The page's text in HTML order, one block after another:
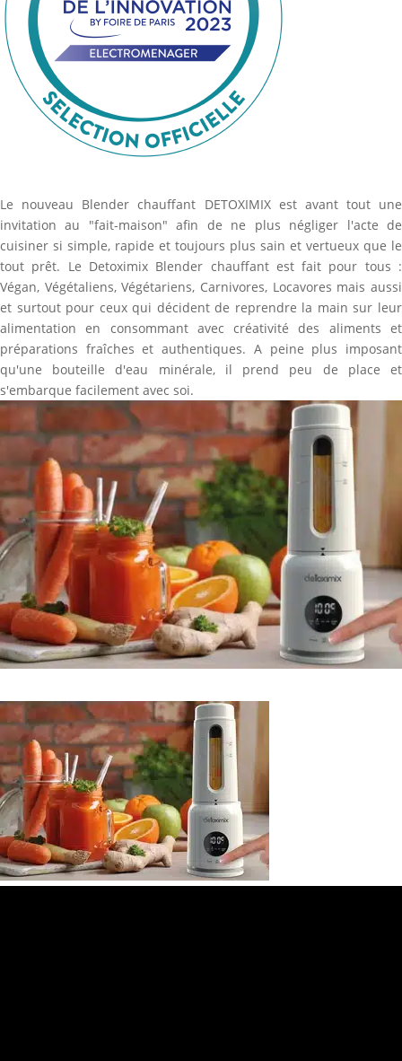
Le nouveau Blender chauffant DETOXIMIX est avant tout une
invitation au "fait-maison" afin de ne plus négliger l'acte de
cuisiner si simple, rapide et toujours plus sain et vertueux que le
tout prêt. Le Detoximix Blender chauffant est fait pour tous :
Végan, Végétaliens, Végétariens, Carnivores, Locavores mais aussi
et surtout pour ceux qui décident de reprendre la main sur leur
alimentation en consommant avec créativité des aliments et
préparations fraîches et authentiques. A peine plus imposant
qu'une bouteille d'eau minérale, il prend peu de place et
s'embarque facilement avec soi.